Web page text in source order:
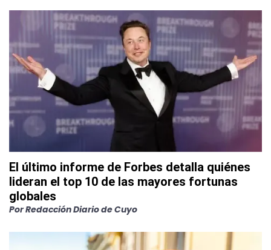
El último informe de Forbes detalla quiénes
lideran el top 10 de las mayores fortunas
globales
PorRedacción Diario de Cuyo